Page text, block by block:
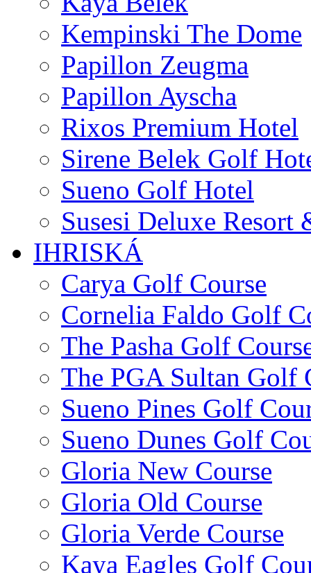
Kempinski The Dome
Papillon Zeugma
Papillon Ayscha
Rixos Premium Hotel
Sirene Belek Golf
Sueno Golf Hotel
Susesi Deluxe Resort
IHRISKÁ
Carya Golf Course
Cornelia Faldo Golf
The Pasha Golf
The PGA Sultan Golf
Sueno Pines Golf
Sueno Dunes Golf
Gloria New Course
Gloria Old Course
Gloria Verde Course
Kaya Eagles Golf